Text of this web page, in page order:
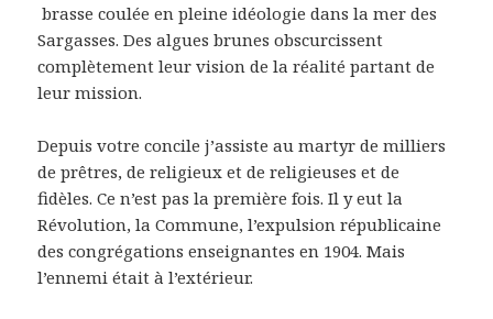
brasse coulée en pleine idéologie dans la mer des
Sargasses. Des algues brunes obscurcissent
complètement leur vision de la réalité partant de
leur mission.
Depuis votre concile j’assiste au martyr de milliers
de prêtres, de religieux et de religieuses et de
fidèles. Ce n’est pas la première fois. Il y eut la
Révolution, la Commune, l’expulsion républicaine
des congrégations enseignantes en 1904. Mais
l’ennemi était à l’extérieur.